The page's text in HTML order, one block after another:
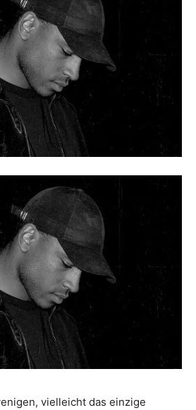
vielleicht das einzige